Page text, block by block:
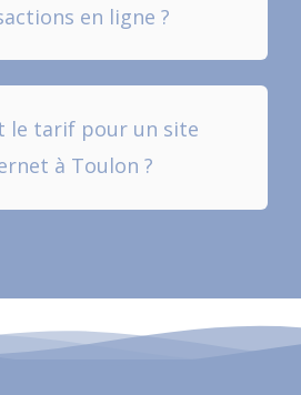
en ligne ?
le tarif pour un site
à Toulon ?